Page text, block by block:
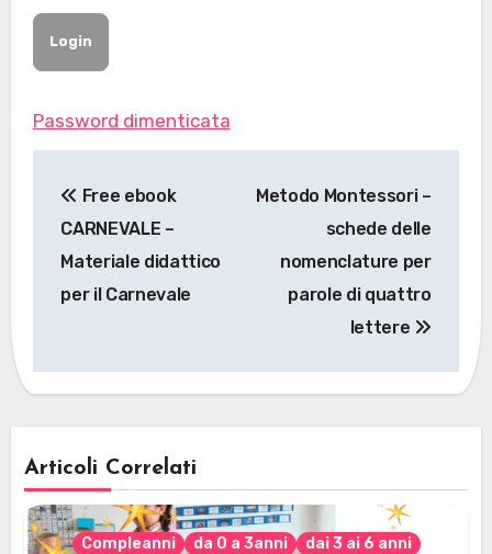
Password dimenticata
articoli
Free ebook
CARNEVALE –
Materiale didattico
per il Carnevale
Metodo Montessori –
schede delle
nomenclature per
parole di quattro
lettere
Articoli Correlati
Compleanni da 0 a 3anni
dai 3 ai 6 anni